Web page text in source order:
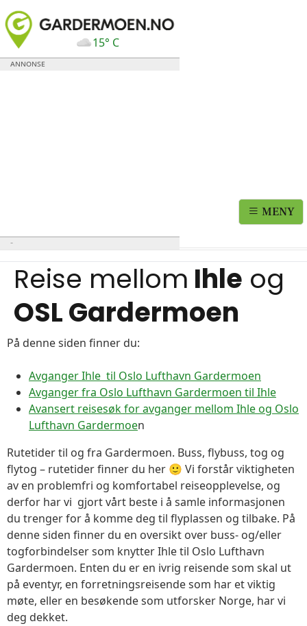
15° C
MENY
Reise mellom Ihle og
OSL Gardermoen
På denne siden finner du:
Avganger Ihle til Oslo Lufthavn Gardermoen
Avganger fra Oslo Lufthavn Gardermoen til Ihle
Avansert reisesøk for avganger mellom Ihle og Oslo
Lufthavn Gardermoen
Rutetider til og fra Gardermoen. Buss, flybuss, tog og
flytog – rutetider finner du her 🙂 Vi forstår viktigheten
av en problemfri og komfortabel reiseopplevelse, og
derfor har vi gjort vårt beste i å samle informasjonen
du trenger for å komme deg til flyplassen og tilbake. På
denne siden finner du en oversikt over buss- og/eller
togforbindelser som knytter Ihle til Oslo Lufthavn
Gardermoen. Enten du er en ivrig reisende som skal ut
på eventyr, en forretningsreisende som har et viktig
møte, eller en besøkende som utforsker Norge, har vi
deg dekket.